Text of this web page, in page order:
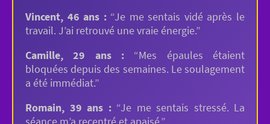
Vincent, 46 ans :“Je me sentais vidé après le
travail. J’ai retrouvé une vraie énergie.”
Camille, 29 ans : “Mes épaules étaient
bloquées depuis des semaines. Le soulagement
a été immédiat.”
Romain, 39 ans :“Je me sentais stressé. La